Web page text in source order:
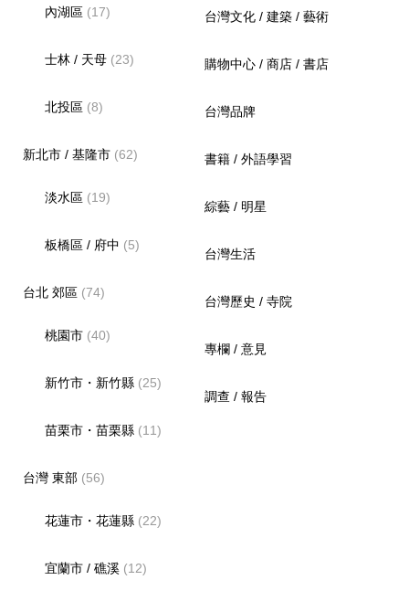
內湖區 (17)
士林 / 天母 (23)
北投區 (8)
新北市 / 基隆市(62)
淡水區 (19)
板橋區 / 府中 (5)
台北 郊區(74)
桃園市 (40)
新竹市・新竹縣 (25)
苗栗市・苗栗縣 (11)
台灣 東部(56)
花蓮市・花蓮縣 (22)
宜蘭市 / 礁溪 (12)
台灣文化 / 建築 / 藝術
購物中心 / 商店 / 書店
台灣品牌
書籍 / 外語學習
綜藝 / 明星
台灣生活
台灣歷史 / 寺院
專欄 / 意見
調查 / 報告